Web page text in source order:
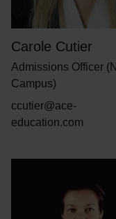
Carole Cutier
Admissions Officer
Campus)
ccutier@ace-
education.com